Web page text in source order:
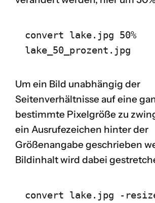
convert lake.jpg 50%
lake_50_prozent.jpg
Um ein Bild unabhängig der
Seitenverhältnisse auf eine
bestimmte Pixelgröße zu
ein Ausrufezeichen hinter der
Größenangabe geschrieben
Bildinhalt wird dabei
convert lake.jpg -